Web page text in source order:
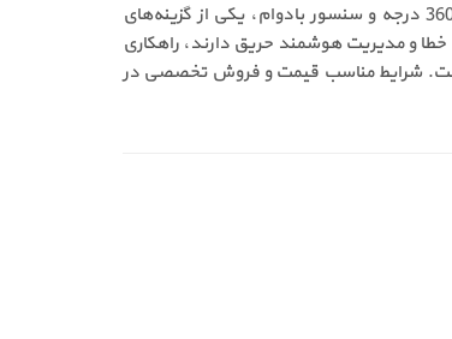
دتکتور حرارتی آدرس پذیر بدون ایزولاتور سنس مدل S2-AHD-300 با ارسال سریع اطلاعات دمای محیط، ارتباط پایدار با کنترل پنل، LEDهای 360 درجه و سنسور بادوام، یکی از گزینه‌های
و مدیریت هوشمند حریق دارند، راهکاری
است. شرایط مناسب قیمت و فروش تخصصی در